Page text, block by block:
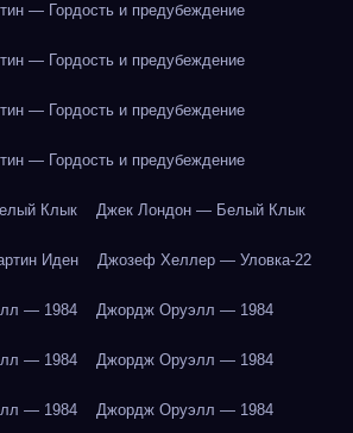
— Гордость и предубеждение
— Гордость и предубеждение
— Гордость и предубеждение
— Гордость и предубеждение
Клык Джек Лондон — Белый Клык
Иден Джозеф Хеллер — Уловка-22
— 1984 Джордж Оруэлл — 1984
— 1984 Джордж Оруэлл — 1984
— 1984 Джордж Оруэлл — 1984